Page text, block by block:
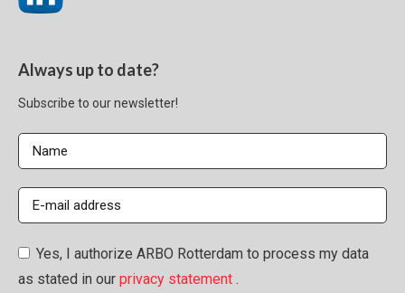
Always up to date?
Subscribe to our newsletter!
Yes, I authorize ARBO Rotterdam to process my data
as stated in our privacy statement .